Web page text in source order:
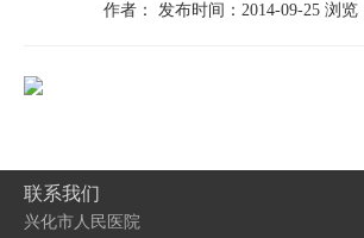
作者： 发布时间：2014-09-25 浏览
联系我们
兴化市人民医院